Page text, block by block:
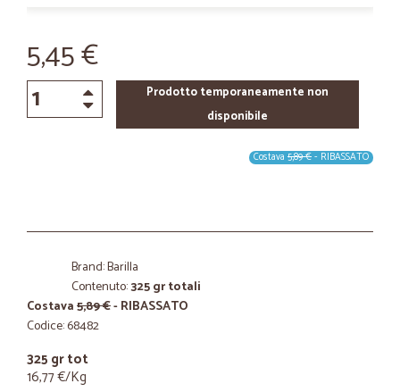
5,45 €
Prodotto temporaneamente non
disponibile
Costava 5,89 €- RIBASSATO
Brand: Barilla
Contenuto:325 gr totali
Costava5,89 €- RIBASSATO
Codice: 68482
325 gr tot
16,77 €/Kg